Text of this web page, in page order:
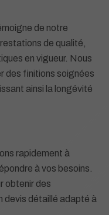
de notre
de qualité,
en vigueur. Nous
des finitions soignées
ainsi la longévité
rapidement à
à vos besoins.
obtenir des
devis détaillé adapté à